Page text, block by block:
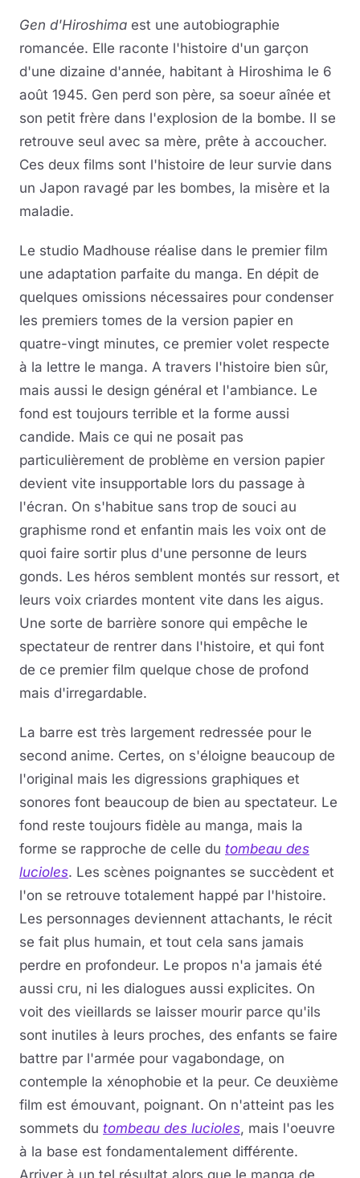
Gen d'Hiroshima est une autobiographie
romancée. Elle raconte l'histoire d'un garçon
d'une dizaine d'année, habitant à Hiroshima le 6
août 1945. Gen perd son père, sa soeur aînée et
son petit frère dans l'explosion de la bombe. Il se
retrouve seul avec sa mère, prête à accoucher.
Ces deux films sont l'histoire de leur survie dans
un Japon ravagé par les bombes, la misère et la
maladie.
Le studio Madhouse réalise dans le premier film
une adaptation parfaite du manga. En dépit de
quelques omissions nécessaires pour condenser
les premiers tomes de la version papier en
quatre-vingt minutes, ce premier volet respecte
à la lettre le manga. A travers l'histoire bien sûr,
mais aussi le design général et l'ambiance. Le
fond est toujours terrible et la forme aussi
candide. Mais ce qui ne posait pas
particulièrement de problème en version papier
devient vite insupportable lors du passage à
l'écran. On s'habitue sans trop de souci au
graphisme rond et enfantin mais les voix ont de
quoi faire sortir plus d'une personne de leurs
gonds. Les héros semblent montés sur ressort, et
leurs voix criardes montent vite dans les aigus.
Une sorte de barrière sonore qui empêche le
spectateur de rentrer dans l'histoire, et qui font
de ce premier film quelque chose de profond
mais d'irregardable.
La barre est très largement redressée pour le
second anime. Certes, on s'éloigne beaucoup de
l'original mais les digressions graphiques et
sonores font beaucoup de bien au spectateur. Le
fond reste toujours fidèle au manga, mais la
forme se rapproche de celle du tombeau des
lucioles. Les scènes poignantes se succèdent et
l'on se retrouve totalement happé par l'histoire.
Les personnages deviennent attachants, le récit
se fait plus humain, et tout cela sans jamais
perdre en profondeur. Le propos n'a jamais été
aussi cru, ni les dialogues aussi explicites. On
voit des vieillards se laisser mourir parce qu'ils
sont inutiles à leurs proches, des enfants se faire
battre par l'armée pour vagabondage, on
contemple la xénophobie et la peur. Ce deuxième
film est émouvant, poignant. On n'atteint pas les
sommets du tombeau des lucioles, mais l'oeuvre
à la base est fondamentalement différente.
Arriver à un tel résultat alors que le manga de